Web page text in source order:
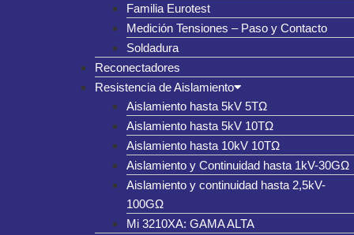
Familia Eurotest
Medición Tensiones – Paso y Contacto
Soldadura
Reconectadores
Resistencia de Aislamiento
Aislamiento hasta 5kV 5TΩ
Aislamiento hasta 5kV 10TΩ
Aislamiento hasta 10kV 10TΩ
Aislamiento y Continuidad hasta 1kV-30GΩ
Aislamiento y continuidad hasta 2,5kV-
100GΩ
Mi 3210XA: GAMA ALTA